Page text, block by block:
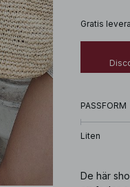
Gratis
PASSFORM
Liten
De här